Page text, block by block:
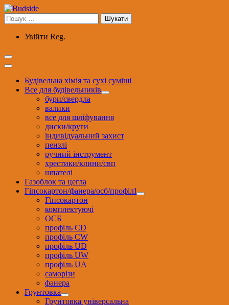
Перейти
до
вмісту
Пошук:
Увійти Reg.
Будівельна хімія та сухі суміші
Все для будівельників
бури/свердла
валики
все для шліфування
диски/круги
індивідуальний захист
пензлі
ручний інструмент
хрестики/клини/свп
шпателі
Газоблок та цегла
Гіпсокартон/фанера/осб/профілІ
Гіпсокартон
комплектуючі
ОСБ
профіль CD
профіль CW
профіль UD
профіль UW
профіль UА
саморізи
фанера
Грунтовка
Грунтовка універсальна